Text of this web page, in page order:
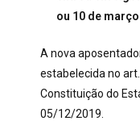
ou 10 de
A nova
estabelecida no art.
Constituição do
05/12/2019.